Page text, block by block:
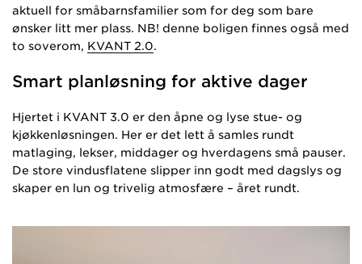
aktuell for småbarnsfamilier som for deg som bare
ønsker litt mer plass. NB! denne boligen finnes også med
to soverom, KVANT 2.0.
Smart planløsning for aktive dager
Hjertet i KVANT 3.0 er den åpne og lyse stue- og
kjøkkenløsningen. Her er det lett å samles rundt
matlaging, lekser, middager og hverdagens små pauser.
De store vindusflatene slipper inn godt med dagslys og
skaper en lun og trivelig atmosfære – året rundt.